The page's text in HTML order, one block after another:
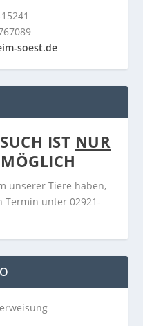
soest.de
IST NUR
MÖGLICH
unserer Tiere haben,
Termin unter 02921-